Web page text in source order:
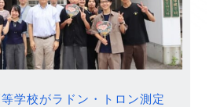
学校がラドン・トロン測定